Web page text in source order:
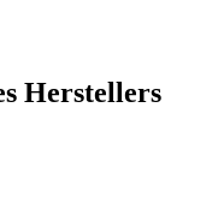
Herstellers